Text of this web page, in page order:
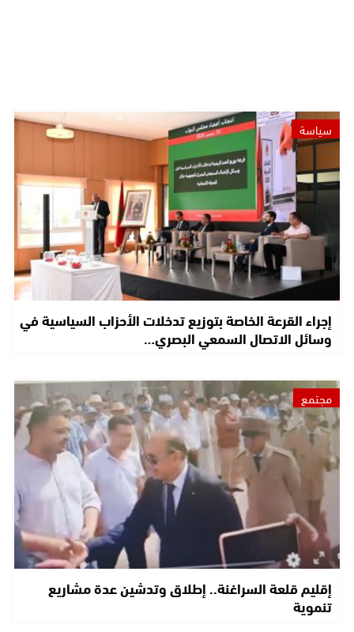
سياسة
إجراء القرعة الخاصة بتوزيع تدخلات الأحزاب السياسية في
وسائل الاتصال السمعي البصري…
مجتمع
إقليم قلعة السراغنة.. إطلاق وتدشين عدة مشاريع
تنموية